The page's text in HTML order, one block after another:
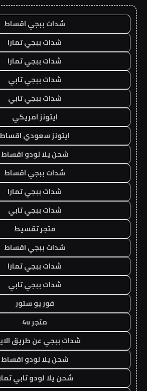
شدات ببجي اقساط
شدات ببجي تمارا
شدات ببجي تمارا
شدات ببجي تابي
شدات ببجي تابي
ايتونز امريكي
ايتونز سعودي اقساط
شحن يلا لودو اقساط
شدات ببجي اقساط
شدات ببجي تمارا
شدات ببجي تابي
متجر تقسيط
شدات ببجي اقساط
شدات ببجي تمارا
شدات ببجي تابي
فور يو ستور
متجر 4u
شدات ببجي عن طريق
شحن يلا لودو اقساط
شحن يلا لودو تابي